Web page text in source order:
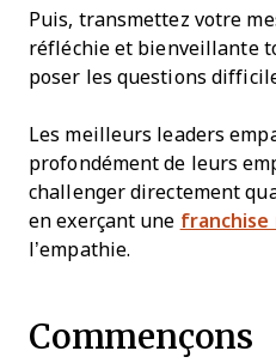
Puis, transmettez votre
réfléchie et bienveillante
poser les questions
Les meilleurs leaders
profondément de leurs
challenger directement
en exerçant une franchise
l’empathie.
Commençons